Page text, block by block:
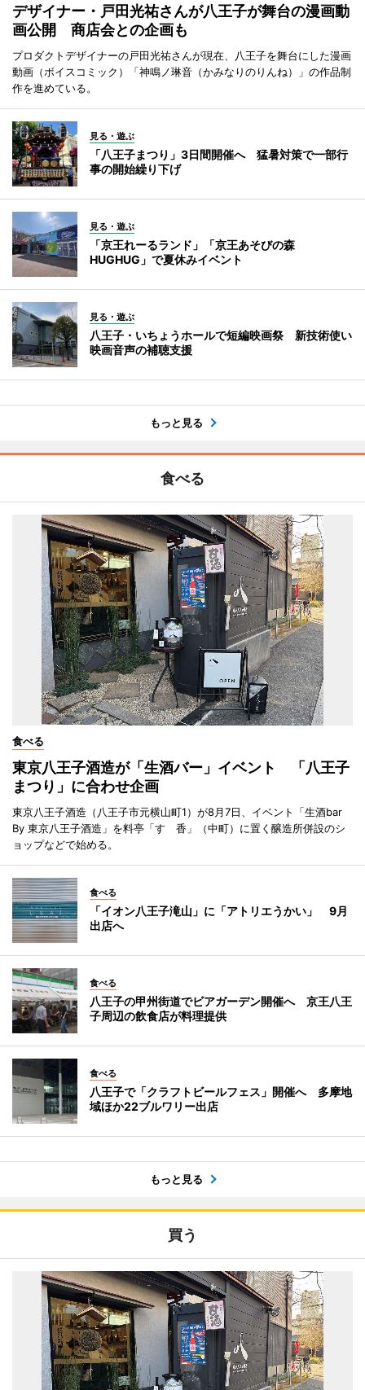
デザイナー・戸田光祐さんが八王子が舞台の漫画動
画公開 商店会との企画も
プロダクトデザイナーの戸田光祐さんが現在、八王子を舞台にした漫画
動画（ボイスコミック）「神鳴ノ琳音（かみなりのりんね）」の作品制
作を進めている。
見る・遊ぶ
「八王子まつり」3日間開催へ 猛暑対策で一部行
事の開始繰り下げ
見る・遊ぶ
「京王れーるランド」「京王あそびの森
HUGHUG」で夏休みイベント
見る・遊ぶ
八王子・いちょうホールで短編映画祭 新技術使い
映画音声の補聴支援
もっと見る
食べる
食べる
東京八王子酒造が「生酒バー」イベント 「八王子
まつり」に合わせ企画
東京八王子酒造（八王子市元横山町1）が8月7日、イベント「生酒bar
By 東京八王子酒造」を料亭「すゞ香」（中町）に置く醸造所併設のシ
ョップなどで始める。
食べる
「イオン八王子滝山」に「アトリエうかい」 9月
出店へ
食べる
八王子の甲州街道でビアガーデン開催へ 京王八王
子周辺の飲食店が料理提供
食べる
八王子で「クラフトビールフェス」開催へ 多摩地
域ほか22ブルワリー出店
もっと見る
買う